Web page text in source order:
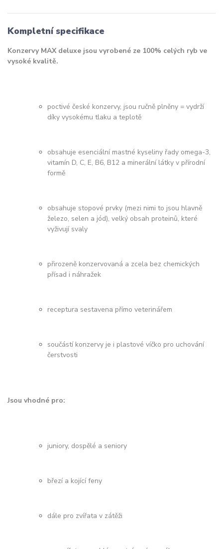
Kompletní specifikace
Konzervy MAX deluxe jsou vyrobené ze 100% celých ryb ve
vysoké kvalitě.
poctivé české konzervy, jsou ručně plněny = vydrží
díky vysokému tlaku a teplotě
obsahuje esenciální mastné kyseliny řady omega-3,
vitamín D, C, E, B6, B12 a minerální látky v přírodní
formě
obsahuje stopové prvky (mezi nimi to jsou hlavně
železo, selen a jód), velký obsah proteinů, které
vyživují svaly
přirozeně konzervovaná a zcela bez chemických
přísad i náhražek
receptura sestavena přímo veterinářem
součástí konzervy je i plastové víčko pro uchování
čerstvosti
Jsou vhodné pro:
juniory, dospělé a seniory
březí a kojící feny
dále pro zvířata v zátěži